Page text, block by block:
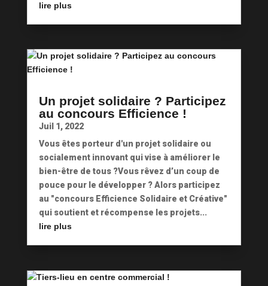
lire plus
Un projet solidaire ? Participez
au concours Efficience !
Juil 1, 2022
Vous êtes porteur d'un projet solidaire ou
socialement innovant qui vise à améliorer le
bien-être de tous ?Vous rêvez d’un coup de
pouce pour le développer ? Alors participez
au "concours Efficience Solidaire et Créative"
qui soutient et récompense les projets...
lire plus